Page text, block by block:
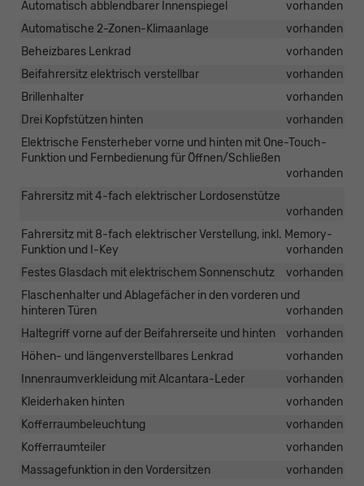
Automatisch abblendbarer Innenspiegel
vorhanden
Automatische 2-Zonen-Klimaanlage
vorhanden
Beheizbares Lenkrad
vorhanden
Beifahrersitz elektrisch verstellbar
vorhanden
Brillenhalter
vorhanden
Drei Kopfstützen hinten
vorhanden
Elektrische Fensterheber vorne und hinten mit One-Touch-
Funktion und Fernbedienung für Öffnen/Schließen
vorhanden
Fahrersitz mit 4-fach elektrischer Lordosenstütze
vorhanden
Fahrersitz mit 8-fach elektrischer Verstellung, inkl. Memory-
Funktion und I-Key
vorhanden
Festes Glasdach mit elektrischem Sonnenschutz
vorhanden
Flaschenhalter und Ablagefächer in den vorderen und
hinteren Türen
vorhanden
Haltegriff vorne auf der Beifahrerseite und hinten
vorhanden
Höhen- und längenverstellbares Lenkrad
vorhanden
Innenraumverkleidung mit Alcantara-Leder
vorhanden
Kleiderhaken hinten
vorhanden
Kofferraumbeleuchtung
vorhanden
Kofferraumteiler
vorhanden
Massagefunktion in den Vordersitzen
vorhanden